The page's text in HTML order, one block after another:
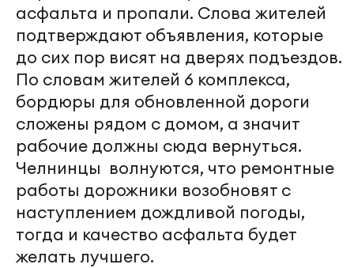
асфальта и пропали. Слова жителей
подтверждают объявления, которые
до сих пор висят на дверях подъездов.
По словам жителей 6 комплекса,
бордюры для обновленной дороги
сложены рядом с домом, а значит
рабочие должны сюда вернуться.
Челнинцы волнуются, что ремонтные
работы дорожники возобновят с
наступлением дождливой погоды,
тогда и качество асфальта будет
желать лучшего.